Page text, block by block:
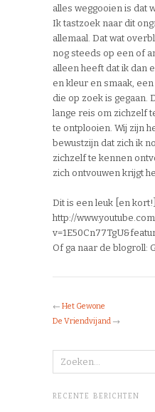
alles weggooien is dat
Ik tastzoek naar dit
allemaal. Dat wat
nog steeds op een of
alleen heeft dat ik dan
en kleur en smaak,
die op zoek is gegaan.
lange reis om zichzelf
te ontplooien. Wij zijn
bewustzijn dat zich ik
zichzelf te kennen
zich ontvouwen krijgt
Dit is een leuk [en
http://
Of ga naar de blogroll:
← Het Gewone
De Vriendvijand →
RECENTE BERICHTEN